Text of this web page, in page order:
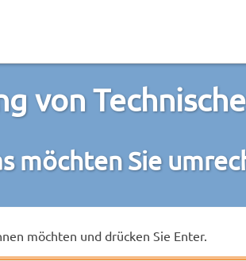
von
möchten Sie
möchten und drücken Sie Enter.